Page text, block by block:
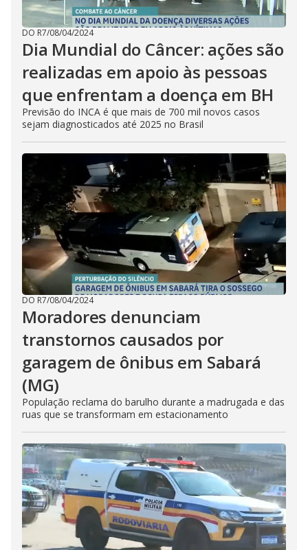
DO R7/08/04/2024
Dia Mundial do Câncer: ações são
realizadas em apoio às pessoas
que enfrentam a doença em BH
Previsão do INCA é que mais de 700 mil novos casos
sejam diagnosticados até 2025 no Brasil
DO R7/08/04/2024
Moradores denunciam
transtornos causados por
garagem de ônibus em Sabará
(MG)
População reclama do barulho durante a madrugada e das
ruas que se transformam em estacionamento